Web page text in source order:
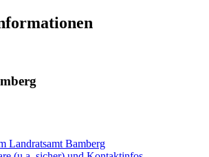
Landratsamt Bamberg